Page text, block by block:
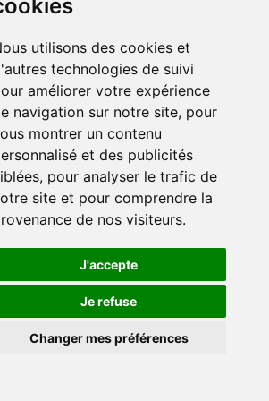
utilisons des cookies et
technologies de suivi
améliorer votre expérience
navigation sur notre site, pour
montrer un contenu
et des publicités
pour analyser le trafic de
site et pour comprendre la
de nos visiteurs.
J'accepte
Je refuse
Changer mes préférences
information)